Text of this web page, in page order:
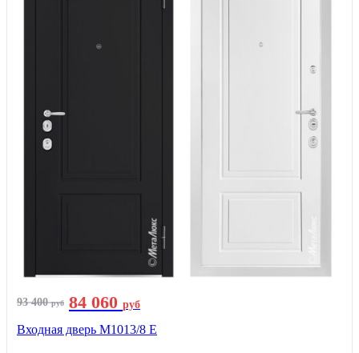
93 400руб 84 060 руб
Входная дверь М1013/8 E